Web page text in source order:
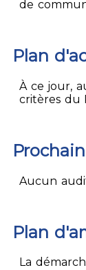
de
Plan
À ce jour,
critères du
Aucun
Plan
La